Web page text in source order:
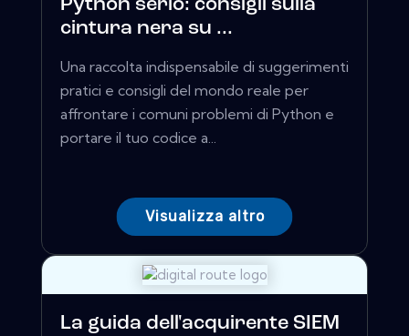
Python serio: consigli sulla
cintura nera su ...
Una raccolta indispensabile di suggerimenti
pratici e consigli del mondo reale per
affrontare i comuni problemi di Python e
portare il tuo codice a...
Visualizza altro
La guida dell'acquirente SIEM